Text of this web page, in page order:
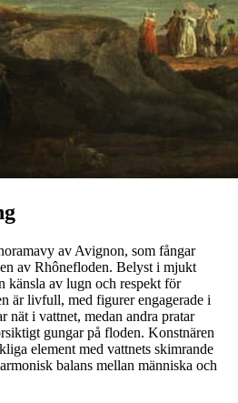
av Avignon, som fångar
av Rhônefloden. Belyst i mjukt
känsla av lugn och respekt för
är livfull, med figurer engagerade i
nät i vattnet, medan andra pratar
gungar på floden. Konstnären
element med vattnets skimrande
balans mellan människa och